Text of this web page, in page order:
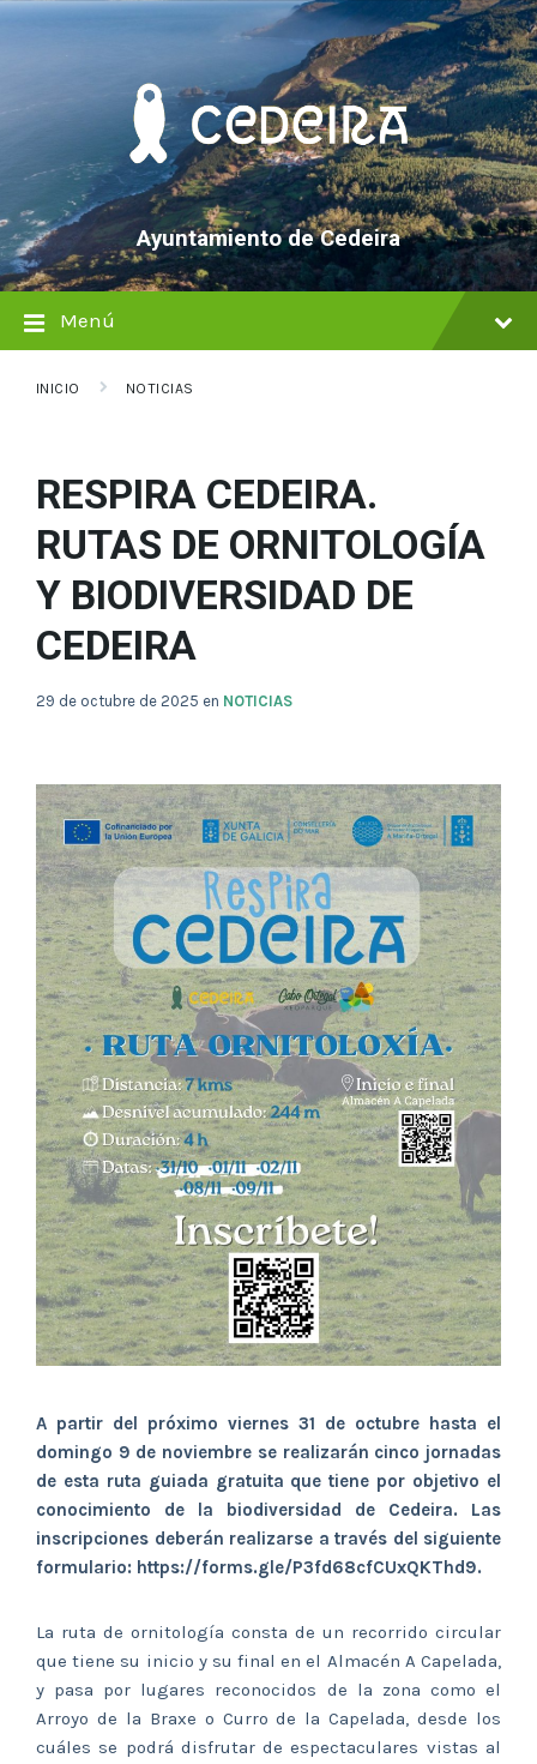
saltar
Saltar
Saltar
Ayuntamiento de Cedeira
Menú
INICIO NOTICIAS
RESPIRA CEDEIRA.
RUTAS DE ORNITOLOGÍA
Y BIODIVERSIDAD DE
CEDEIRA
29 de octubre de 2025 en NOTICIAS
A partir del próximo viernes 31 de octubre hasta el
domingo 9 de noviembre se realizarán cinco jornadas
de esta ruta guiada gratuita que tiene por objetivo el
conocimiento de la biodiversidad de Cedeira. Las
inscripciones deberán realizarse a través del siguiente
formulario: https://forms.gle/P3fd68cfCUxQKThd9.
La ruta de ornitología consta de un recorrido circular
que tiene su inicio y su final en el Almacén A Capelada,
y pasa por lugares reconocidos de la zona como el
Arroyo de la Braxe o Curro de la Capelada, desde los
cuáles se podrá disfrutar de espectaculares vistas al